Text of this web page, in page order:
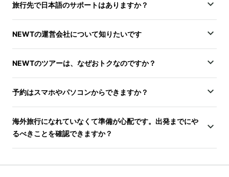
旅行先で日本語のサポートはありますか？
NEWTの運営会社について知りたいです
NEWTのツアーは、なぜおトクなのですか？
予約はスマホやパソコンからできますか？
海外旅行になれていなくて準備が心配です。出発までにや
るべきことを確認できますか？